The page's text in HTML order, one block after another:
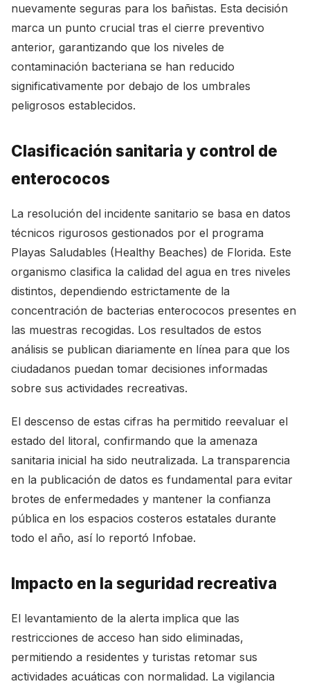
nuevamente seguras para los bañistas. Esta decisión
marca un punto crucial tras el cierre preventivo
anterior, garantizando que los niveles de
contaminación bacteriana se han reducido
significativamente por debajo de los umbrales
peligrosos establecidos.
Clasificación sanitaria y control de
enterococos
La resolución del incidente sanitario se basa en datos
técnicos rigurosos gestionados por el programa
Playas Saludables (Healthy Beaches) de Florida. Este
organismo clasifica la calidad del agua en tres niveles
distintos, dependiendo estrictamente de la
concentración de bacterias enterococos presentes en
las muestras recogidas. Los resultados de estos
análisis se publican diariamente en línea para que los
ciudadanos puedan tomar decisiones informadas
sobre sus actividades recreativas.
El descenso de estas cifras ha permitido reevaluar el
estado del litoral, confirmando que la amenaza
sanitaria inicial ha sido neutralizada. La transparencia
en la publicación de datos es fundamental para evitar
brotes de enfermedades y mantener la confianza
pública en los espacios costeros estatales durante
todo el año, así lo reportó Infobae.
Impacto en la seguridad recreativa
El levantamiento de la alerta implica que las
restricciones de acceso han sido eliminadas,
permitiendo a residentes y turistas retomar sus
actividades acuáticas con normalidad. La vigilancia